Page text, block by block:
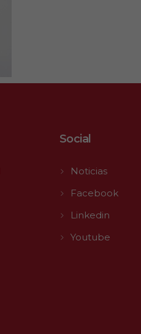
Social
Noticias
Facebook
Linkedin
Youtube